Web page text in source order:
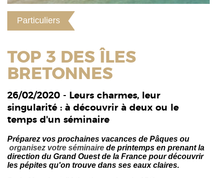
Particuliers
TOP 3 DES ÎLES
BRETONNES
26/02/2020 - Leurs charmes, leur
singularité : à découvrir à deux ou le
temps d'un séminaire
Préparez vos prochaines vacances de Pâques ou
organisez votre séminaire de printemps en prenant la
direction du Grand Ouest de la France pour découvrir
les pépites qu'on trouve dans ses eaux claires.